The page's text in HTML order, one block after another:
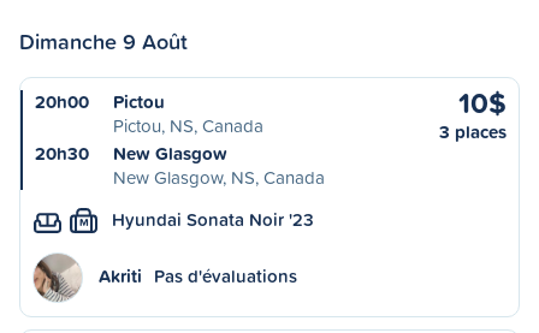
Dimanche 9 Août
20h00
Pictou
Pictou, NS, Canada
20h30
New Glasgow
New Glasgow, NS, Canada
10$
3 places
M Hyundai Sonata Noir '23
Akriti Pas d'évaluations